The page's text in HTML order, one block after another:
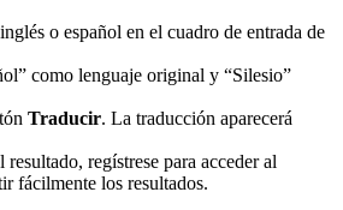
o español en el cuadro de entrada de
como lenguaje original y “Silesio”
Traducir. La traducción aparecerá
resultado, regístrese para acceder al
fácilmente los resultados.